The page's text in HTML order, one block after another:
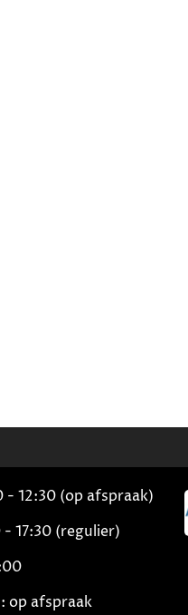
- 12:30 (op afspraak)
17:30 (regulier)
op afspraak